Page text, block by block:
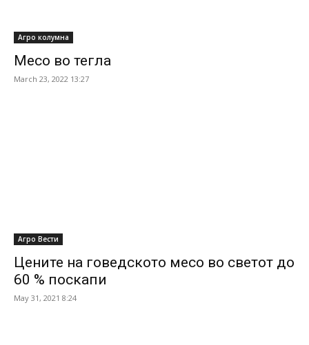
Агро колумна
Месо во тегла
March 23, 2022 13:27
Агро Вести
Цените на говедското месо во светот до
60 % поскапи
May 31, 2021 8:24